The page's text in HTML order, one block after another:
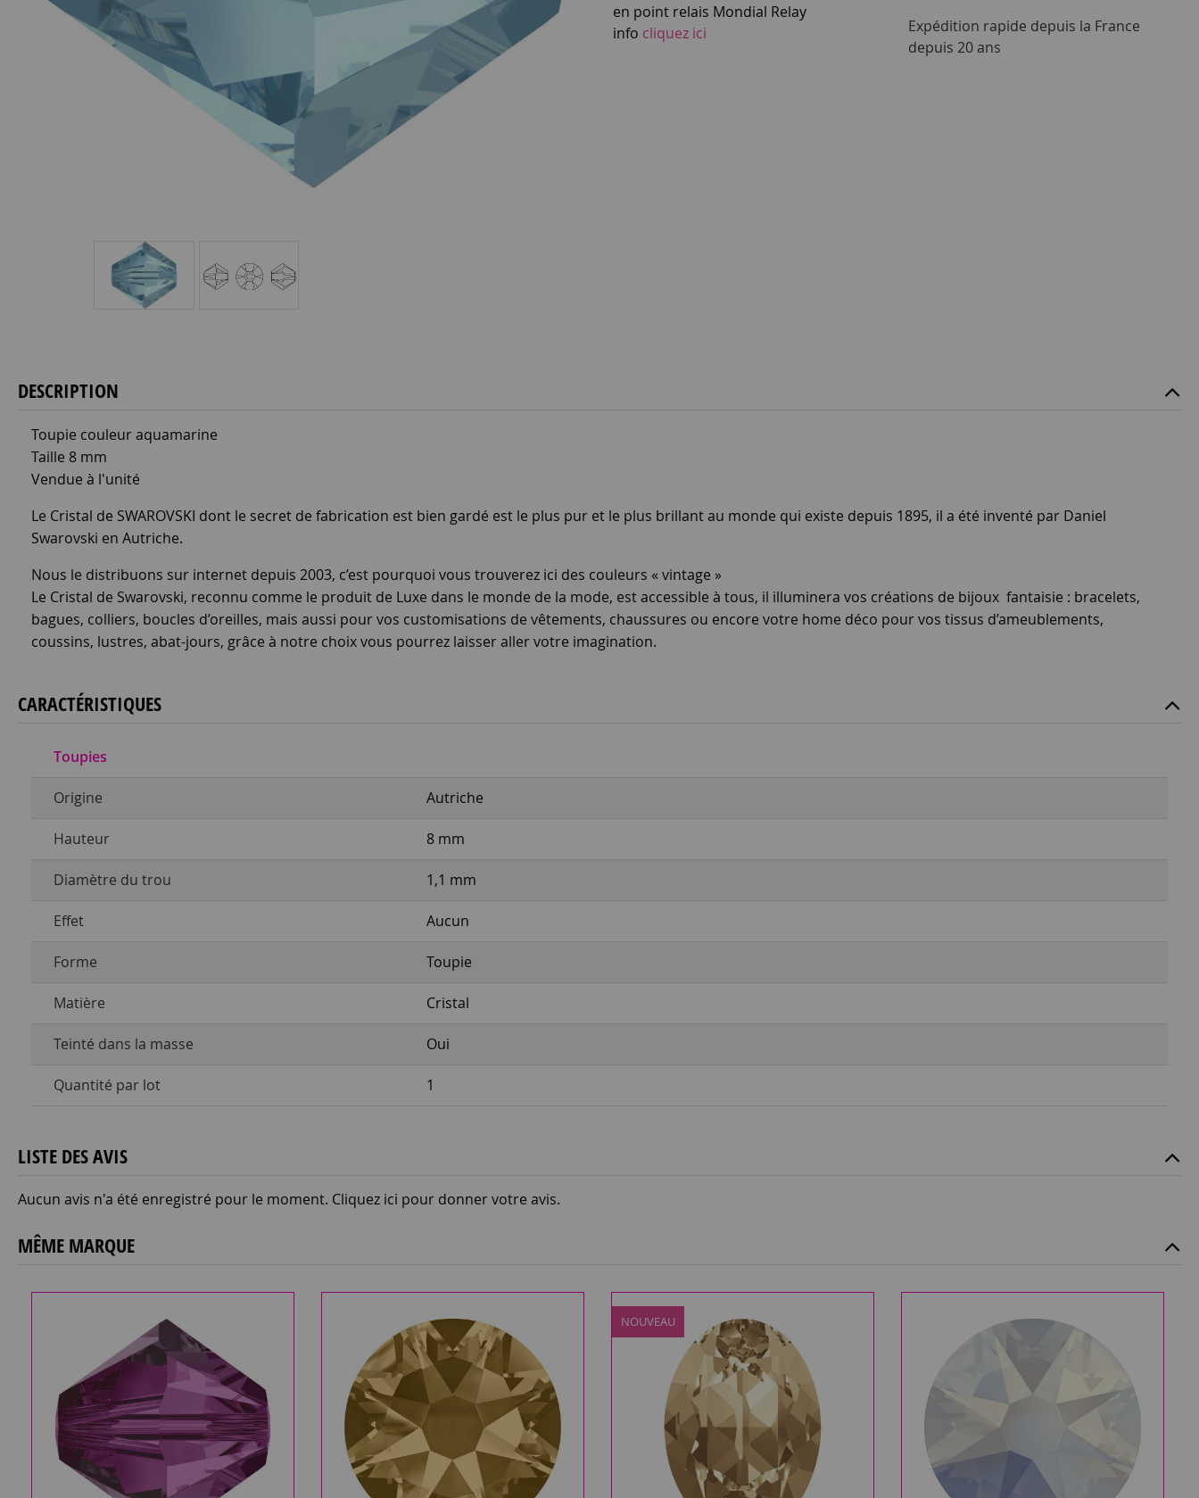
en point relais Mondial Relay
info cliquez ici
Expédition rapide depuis la France
depuis 20 ans
DESCRIPTION
Toupie couleur aquamarine
Taille 8 mm
Vendue à l'unité
Le Cristal de SWAROVSKI dont le secret de fabrication est bien gardé est le plus pur et le plus brillant au monde qui existe depuis 1895, il a été inventé par Daniel
Swarovski en Autriche.
Nous le distribuons sur internet depuis 2003, c’est pourquoi vous trouverez ici des couleurs « vintage »
Le Cristal de Swarovski, reconnu comme le produit de Luxe dans le monde de la mode, est accessible à tous, il illuminera vos créations de bijoux fantaisie : bracelets,
bagues, colliers, boucles d’oreilles, mais aussi pour vos customisations de vêtements, chaussures ou encore votre home déco pour vos tissus d’ameublements,
coussins, lustres, abat-jours, grâce à notre choix vous pourrez laisser aller votre imagination.
CARACTÉRISTIQUES
Toupies
Origine Autriche
Hauteur 8 mm
Diamètre du trou 1,1 mm
Effet Aucun
Forme Toupie
Matière Cristal
Teinté dans la masse Oui
Quantité par lot 1
LISTE DES AVIS
Aucun avis n'a été enregistré pour le moment. Cliquez ici pour donner votre avis.
MÊME MARQUE
NOUVEAU